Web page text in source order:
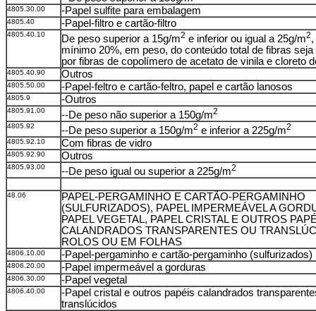
4805.30.00 -Papel sulfite para embalagem
4805.40 -Papel-filtro e cartão-filtro
4805.40.10 De peso superior a 15g/m2 e inferior ou igual a 25g/m2
mínimo 20%, em peso, do conteúdo total de fibras
por fibras de copolímero de acetato de vinila e cloreto
4805.40.90 Outros
4805.50.00 -Papel-feltro e cartão-feltro, papel e cartão lanosos
4805.9 -Outros
4805.91.00 --De peso não superior a 150g/m2
4805.92 --De peso superior a 150g/m2 e inferior a 225g/m2
4805.92.10 Com fibras de vidro
4805.92.90 Outros
4805.93.00 --De peso igual ou superior a 225g/m2
48.06
PAPEL-PERGAMINHO E CARTÃO-PERGAMINHO
(SULFURIZADOS), PAPEL IMPERMEÁVEL A
PAPEL VEGETAL, PAPEL CRISTAL E OUTROS
CALANDRADOS TRANSPARENTES OU
ROLOS OU EM FOLHAS
4806.10.00 -Papel-pergaminho e cartão-pergaminho (sulfurizados)
4806.20.00 -Papel impermeável a gorduras
4806.30.00 -Papel vegetal
4806.40.00
-Papel cristal e outros papéis calandrados
translúcidos